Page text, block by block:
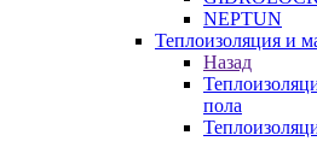
NEPTUN
Теплоизоляция и
Назад
пола